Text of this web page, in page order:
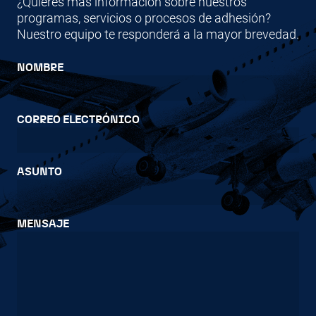
programas, servicios o procesos de adhesión?
Nuestro equipo te responderá a la mayor brevedad.
NOMBRE
CORREO ELECTRÓNICO
ASUNTO
MENSAJE